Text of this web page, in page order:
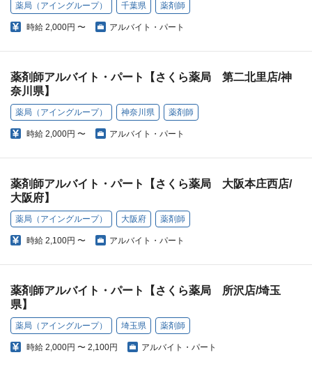
薬局（アイングループ） 千葉県 薬剤師
時給 2,000円 〜 アルバイト・パート
薬剤師アルバイト・パート【さくら薬局 第二北里店/神
奈川県】
薬局（アイングループ） 神奈川県 薬剤師
時給 2,000円 〜 アルバイト・パート
薬剤師アルバイト・パート【さくら薬局 大阪本庄西店/
大阪府】
薬局（アイングループ） 大阪府 薬剤師
時給 2,100円 〜 アルバイト・パート
薬剤師アルバイト・パート【さくら薬局 所沢店/埼玉
県】
薬局（アイングループ） 埼玉県 薬剤師
時給 2,000円 〜 2,100円 アルバイト・パート